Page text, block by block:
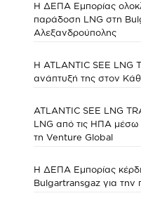
Η ΔΕΠΑ Εμπορίας
παράδοση LNG στη
Αλεξανδρούπολης
Η ATLANTIC SEE LNG
ανάπτυξή της στον
ATLANTIC SEE LNG
LNG από τις ΗΠΑ μέσω
τη Venture Global
Η ΔΕΠΑ Εμπορίας
Bulgartransgaz για την